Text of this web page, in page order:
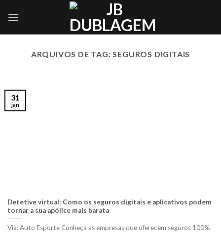
ARQUIVOS DE TAG:SEGUROS DIGITAIS
Detetive virtual: Como os seguros digitais e aplicativos podem
tornar a sua apólice mais barata
Via: Auto Esporte Conheça as empresas que oferecem seguros 100%
31
jan